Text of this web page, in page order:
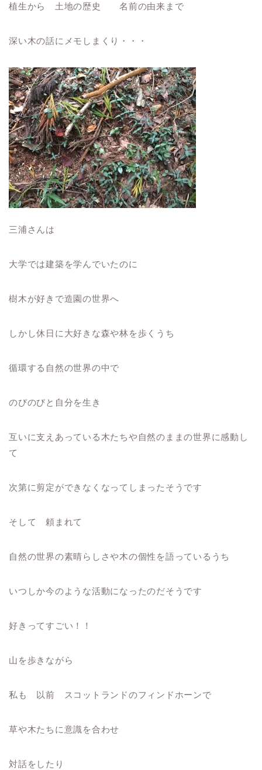
植生から 土地の歴史 名前の由来まで
深い木の話にメモしまくり・・・
三浦さんは
大学では建築を学んでいたのに
樹木が好きで造園の世界へ
しかし休日に大好きな森や林を歩くうち
循環する自然の世界の中で
のびのびと自分を生き
互いに支えあっている木たちや自然のままの世界に感動し
て
次第に剪定ができなくなってしまったそうです
そして 頼まれて
自然の世界の素晴らしさや木の個性を語っているうち
いつしか今のような活動になったのだそうです
好きってすごい！！
山を歩きながら
私も 以前 スコットランドのフィンドホーンで
草や木たちに意識を合わせ
対話をしたり